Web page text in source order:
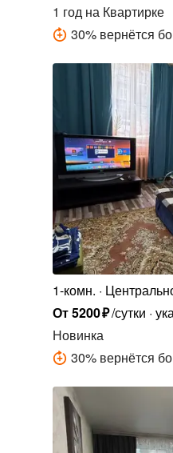
1 годна Квартирке
30% вернётся
1-комн.
1/35
От5200₽/сутки
Новинка
30% вернётся